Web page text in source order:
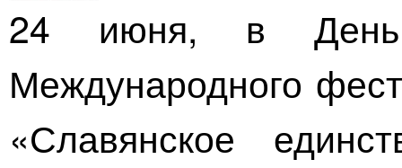
24 июня, в День
Международного
«Славянское